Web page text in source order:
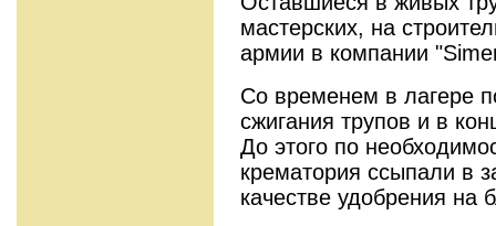
мастерских, на
армии в компании
Со временем в лагере
сжигания трупов и в
До этого по
крематория ссыпали в
качестве удобрения на